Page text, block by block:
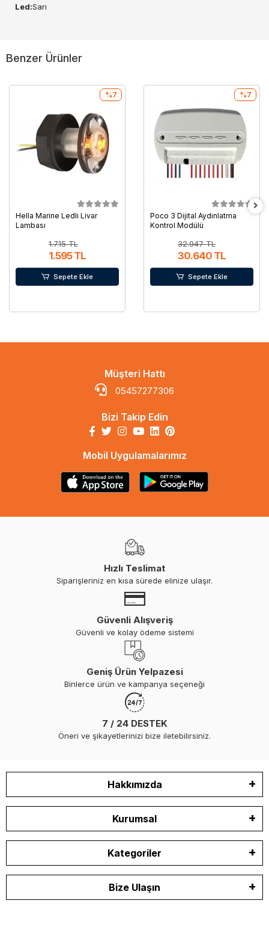
Led:Sarı
Benzer Ürünler
Hella Marine Ledli Livar
Lambası
1.715 TL
1.595 TL
%7
Sepete Ekle
Poco 3 Dijital Aydınlatma
Kontrol Modülü
32.947 TL
30.640 TL
%7
Sepete Ekle
Müşteri Hattı
05457277306
Bizi Takip Edin
Mobil Uygulamalarımız
Hızlı Teslimat
Siparişleriniz en kısa sürede elinize ulaşır.
Güvenli Alışveriş
Güvenli ve kolay ödeme sistemi
Geniş Ürün Yelpazesi
Binlerce ürün ve kampanya seçeneği
7 / 24 DESTEK
Öneri ve şikayetlerinizi bize iletebilirsiniz.
Hakkımızda
Kurumsal
Kategoriler
Bize Ulaşın